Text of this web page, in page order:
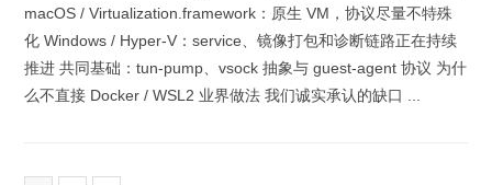
macOS / Virtualization.framework：原生 VM，协议尽量不特殊
化 Windows / Hyper-V：service、镜像打包和诊断链路正在持续
推进 共同基础：tun-pump、vsock 抽象与 guest-agent 协议 为什
么不直接 Docker / WSL2 业界做法 我们诚实承认的缺口 ...